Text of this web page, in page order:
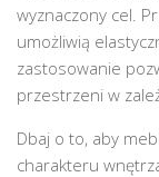
wyznaczony cel.
umożliwią
zastosowanie
przestrzeni w
Dbaj o to, aby
charakteru